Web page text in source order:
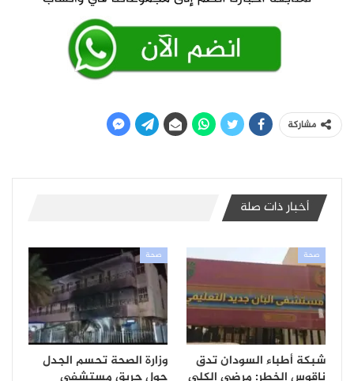
مشاركة
أخبار ذات صلة
صحة
شبكة أطباء السودان تدق
صحة
وزارة الصحة تحسم الجدل